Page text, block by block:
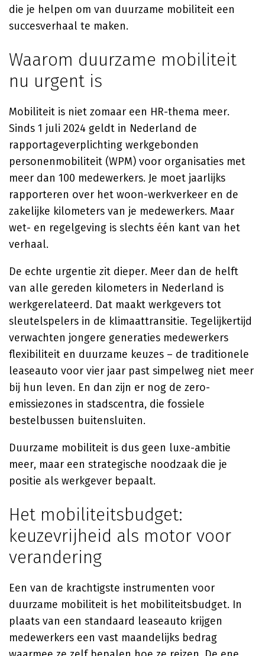
die je helpen om van duurzame mobiliteit een
succesverhaal te maken.
Waarom duurzame mobiliteit
nu urgent is
Mobiliteit is niet zomaar een HR-thema meer.
Sinds 1 juli 2024 geldt in Nederland de
rapportageverplichting werkgebonden
personenmobiliteit (WPM) voor organisaties met
meer dan 100 medewerkers. Je moet jaarlijks
rapporteren over het woon-werkverkeer en de
zakelijke kilometers van je medewerkers. Maar
wet- en regelgeving is slechts één kant van het
verhaal.
De echte urgentie zit dieper. Meer dan de helft
van alle gereden kilometers in Nederland is
werkgerelateerd. Dat maakt werkgevers tot
sleutelspelers in de klimaattransitie. Tegelijkertijd
verwachten jongere generaties medewerkers
flexibiliteit en duurzame keuzes – de traditionele
leaseauto voor vier jaar past simpelweg niet meer
bij hun leven. En dan zijn er nog de zero-
emissiezones in stadscentra, die fossiele
bestelbussen buitensluiten.
Duurzame mobiliteit is dus geen luxe-ambitie
meer, maar een strategische noodzaak die je
positie als werkgever bepaalt.
Het mobiliteitsbudget:
keuzevrijheid als motor voor
verandering
Een van de krachtigste instrumenten voor
duurzame mobiliteit is het mobiliteitsbudget. In
plaats van een standaard leaseauto krijgen
medewerkers een vast maandelijks bedrag